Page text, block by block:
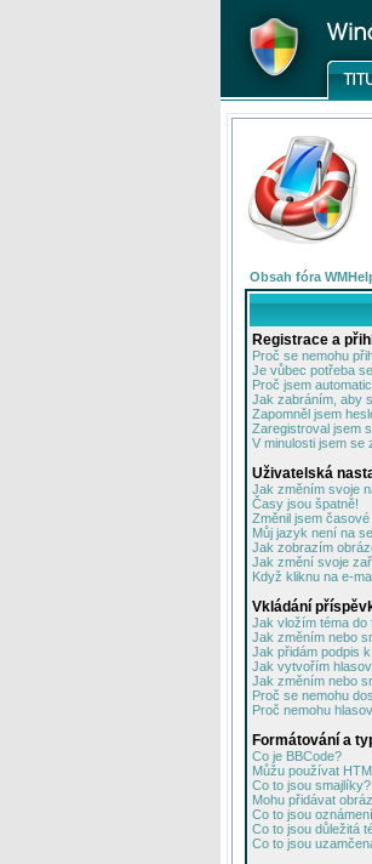
Obsah fóra
Registrace a
Proč se nemohu
Je vůbec potřeba
Proč jsem
Jak zabráním, aby
Zapomněl jsem
Zaregistroval jsem
V minulosti jsem se
Uživatelská
Jak změním svoje
Časy jsou špatně!
Změnil jsem
Můj jazyk není na
Jak zobrazím
Jak změní svoje
Když kliknu na e-
Vkládání
Jak vložím téma do
Jak změním nebo
Jak přidám podpis
Jak vytvořím
Jak změním nebo
Proč se nemohu
Proč nemohu
Formátování a
Co je BBCode?
Můžu používat
Co to jsou smajlíky?
Mohu přidávat
Co to jsou
Co to jsou důležitá
Co to jsou